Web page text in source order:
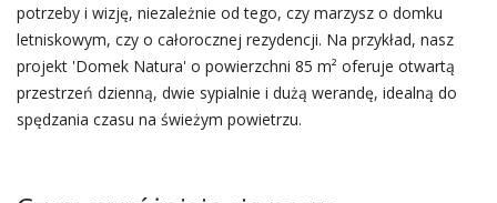
potrzeby i wizję, niezależnie od tego, czy marzysz o domku
letniskowym, czy o całorocznej rezydencji. Na przykład, nasz
projekt 'Domek Natura' o powierzchni 85 m² oferuje otwartą
przestrzeń dzienną, dwie sypialnie i dużą werandę, idealną do
spędzania czasu na świeżym powietrzu.